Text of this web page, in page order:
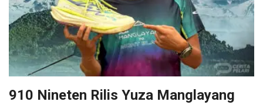
910 Nineten Rilis Yuza Manglayang